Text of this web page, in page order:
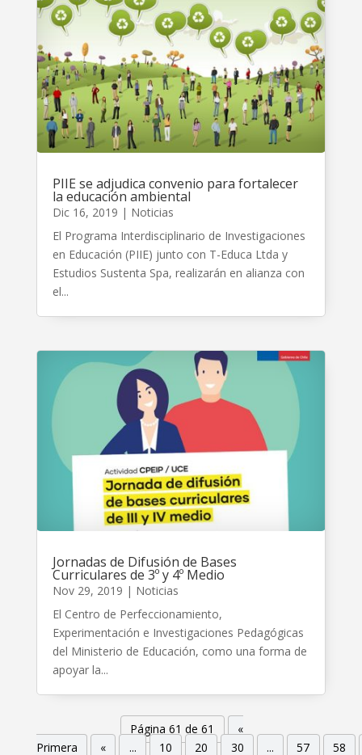
PIIE se adjudica convenio para fortalecer
la educación ambiental
Dic 16, 2019 | Noticias
El Programa Interdisciplinario de Investigaciones
en Educación (PIIE) junto con T-Educa Ltda y
Estudios Sustenta Spa, realizarán en alianza con
el...
Jornadas de Difusión de Bases
Curriculares de 3º y 4º Medio
Nov 29, 2019 | Noticias
El Centro de Perfeccionamiento,
Experimentación e Investigaciones Pedagógicas
del Ministerio de Educación, como una forma de
apoyar la...
Página 61 de 61
«
Primera
« ... 10 20 30 ... 57 58